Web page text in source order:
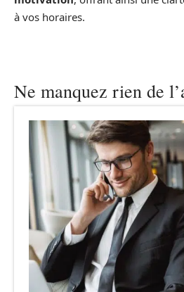
à vos horaires.
Ne manquez rien de